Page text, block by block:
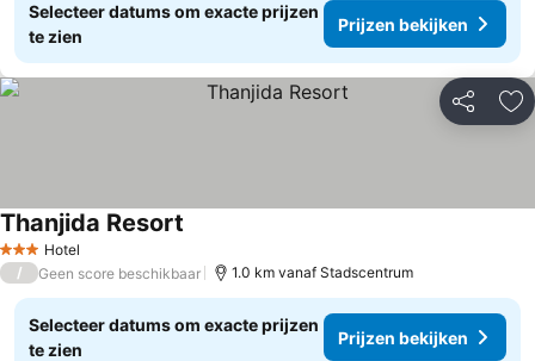
Selecteer datums om exacte prijzen
te zien
Prijzen bekijken
Delen
3 SterrenHotel
Thanjida Resort
/ Geen score beschikbaar 1.0 km vanaf Stadscentrum
Selecteer datums om exacte prijzen
te zien
Prijzen bekijken